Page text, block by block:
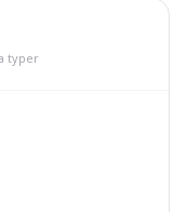
typer